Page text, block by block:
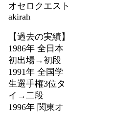
オセロクエスト
akirah
【過去の実績】
1986年 全日本
初出場→初段
1991年 全国学
生選手権3位タ
イ→二段
1996年 関東オ